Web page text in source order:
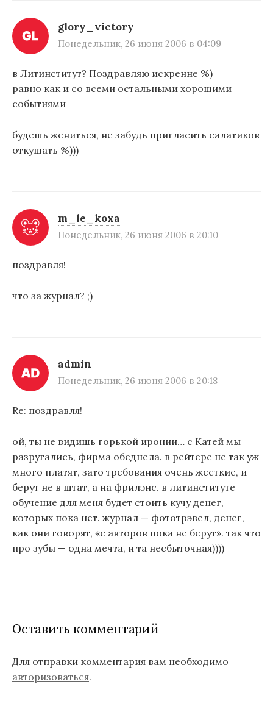
и
я
п
о
а
п
я
м
glory_victory
Понедельник, 26 июня 2006 в 04:09
в Литинститут? Поздравляю искренне %)
равно как и со всеми остальными хорошими
событиями
будешь жениться, не забудь пригласить салатиков
откушать %)))
m_le_koxa
Понедельник, 26 июня 2006 в 20:10
поздравля!
что за журнал? ;)
admin
Понедельник, 26 июня 2006 в 20:18
Re: поздравля!
ой, ты не видишь горькой иронии… с Катей мы
разругались, фирма обеднела. в рейтере не так уж
много платят, зато требования очень жесткие, и
берут не в штат, а на фрилэнс. в литинституте
обучение для меня будет стоить кучу денег,
которых пока нет. журнал — фототрэвел, денег,
как они говорят, «с авторов пока не берут». так что
про зубы — одна мечта, и та несбыточная))))
Оставить комментарий
Для отправки комментария вам необходимо
авторизоваться.